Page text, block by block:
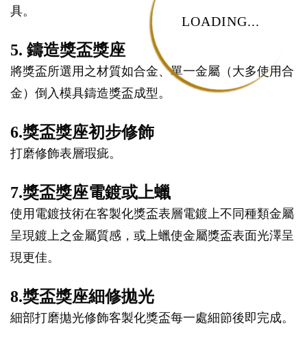
LOADING...
具。
5. 鑄造獎盃獎座
將獎盃所選用之材質如合金、單一金屬（大多使用合
金）倒入模具鑄造獎盃成型。
6.獎盃獎座初步修飾
打磨修飾表層瑕疵。
7.獎盃獎座電鍍或上蠟
使用電鍍技術在客製化獎盃表層電鍍上不同種類金屬
呈現鍍上之金屬質感，或上蠟使金屬獎盃表面光澤呈
現更佳。
8.獎盃獎座細修拋光
細部打磨拋光修飾客製化獎盃每一處細節後即完成。